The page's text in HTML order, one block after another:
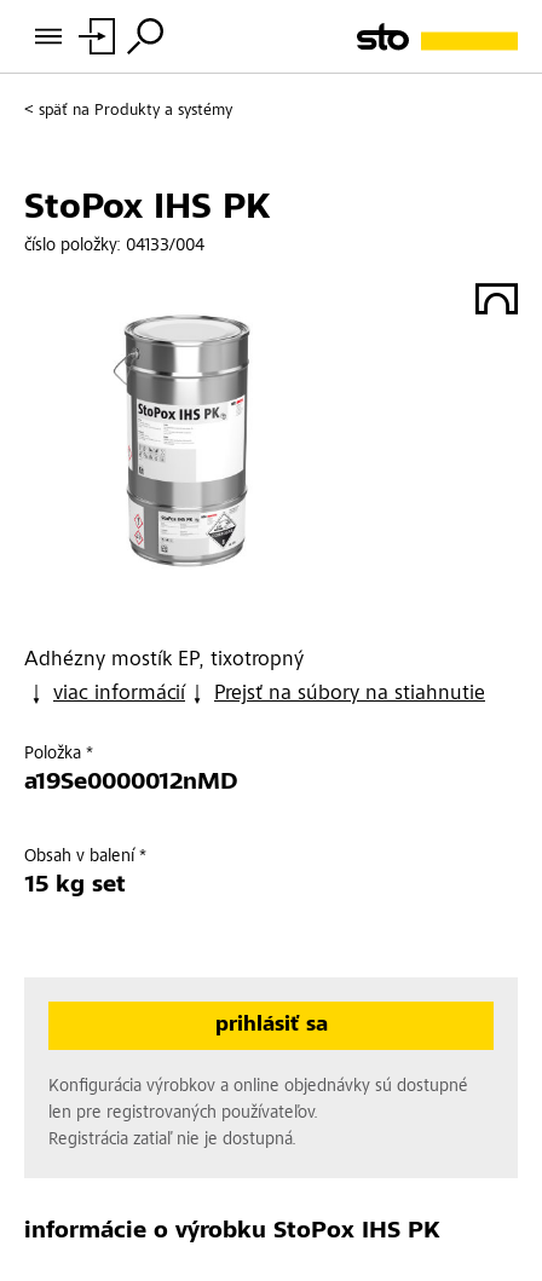
späť na Produkty a systémy
StoPox IHS PK
číslo položky: 04133/004
Adhézny mostík EP, tixotropný
viac informácií
Prejsť na súbory na stiahnutie
Položka *
a19Se0000012nMD
Obsah v balení *
15 kg set
prihlásiť sa
Konfigurácia výrobkov a online objednávky sú dostupné
len pre registrovaných používateľov.
Registrácia zatiaľ nie je dostupná.
informácie o výrobku StoPox IHS PK